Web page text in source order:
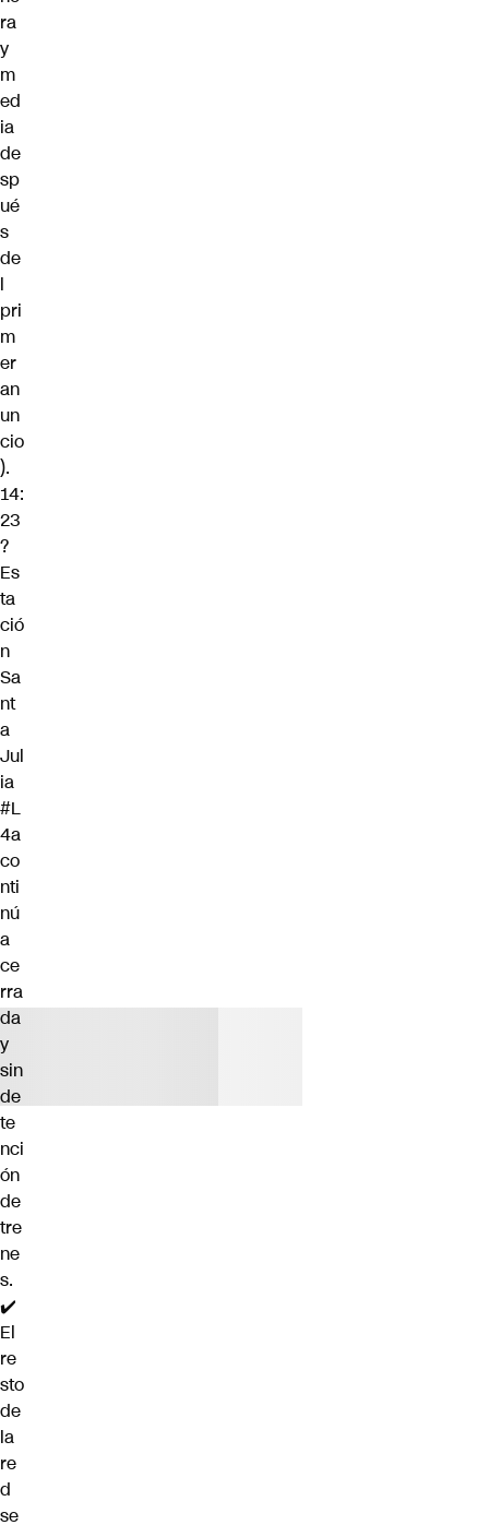
ra
y
m
ed
ia
de
sp
ué
s
de
l
pri
m
er
an
un
cio
).
14:
23
?
Es
ta
ció
n
Sa
nt
a
Jul
ia
#L
4a
co
nti
nú
a
ce
rra
da
y
sin
de
te
nci
ón
de
tre
ne
s.
✔️
El
re
sto
de
la
re
d
se